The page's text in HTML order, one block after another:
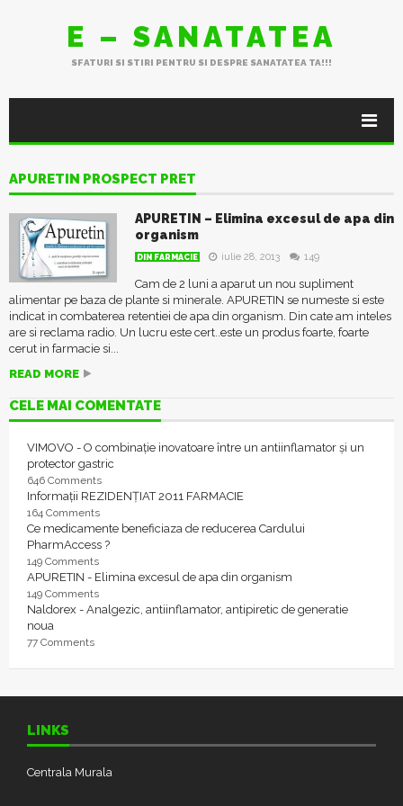
E – SANATATEA
SFATURI SI STIRI PENTRU SI DESPRE SANATATEA TA!!!
APURETIN PROSPECT PRET
APURETIN – Elimina excesul de apa din
organism
DIN FARMACIE iulie 28, 2013 149
Cam de 2 luni a aparut un nou supliment
alimentar pe baza de plante si minerale. APURETIN se numeste si este
indicat in combaterea retentiei de apa din organism. Din cate am inteles
are si reclama radio. Un lucru este cert..este un produs foarte, foarte
cerut in farmacie si...
READ MORE
CELE MAI COMENTATE
VIMOVO - O combinație inovatoare între un antiinflamator și un
protector gastric
646 Comments
Informații REZIDENȚIAT 2011 FARMACIE
164 Comments
Ce medicamente beneficiaza de reducerea Cardului
PharmAccess ?
149 Comments
APURETIN - Elimina excesul de apa din organism
149 Comments
Naldorex - Analgezic, antiinflamator, antipiretic de generatie
noua
77 Comments
LINKS
Centrala Murala